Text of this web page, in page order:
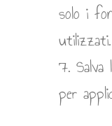
solo i
utilizzati.
7. Salva
per